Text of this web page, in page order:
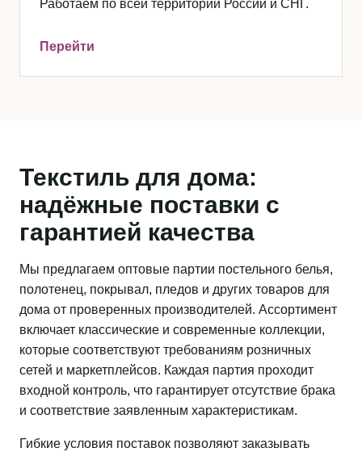
Работаем по всей территории России и СНГ.
Перейти
Текстиль для дома:
надёжные поставки с
гарантией качества
Мы предлагаем оптовые партии постельного белья,
полотенец, покрывал, пледов и других товаров для
дома от проверенных производителей. Ассортимент
включает классические и современные коллекции,
которые соответствуют требованиям розничных
сетей и маркетплейсов. Каждая партия проходит
входной контроль, что гарантирует отсутствие брака
и соответствие заявленным характеристикам.
Гибкие условия поставок позволяют заказывать